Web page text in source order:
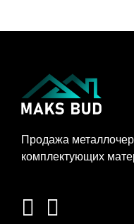
Продажа
комплектующих